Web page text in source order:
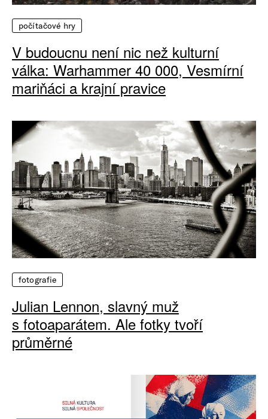
počítačové hry
V budoucnu není nic než kulturní
válka: Warhammer 40 000, Vesmírní
mariňáci a krajní pravice
fotografie
Julian Lennon, slavný muž
s fotoaparátem. Ale fotky tvoří
průměrné